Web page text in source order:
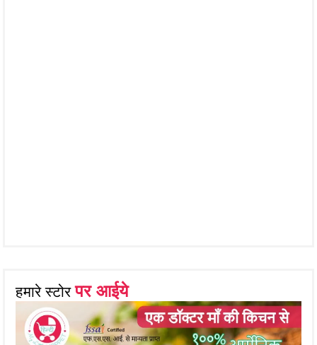
हमारे स्टोरपर आईये